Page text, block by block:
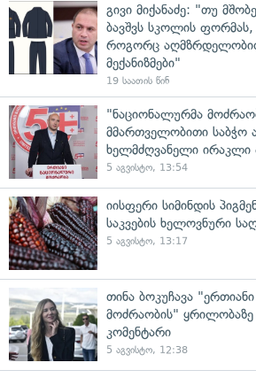
გივი მიქანაძე: "თუ
ბავშვს სკოლის ფორმას,
როგორც
მექანიზმები"
19 საათის წინ
"ნაციონალურმა
მმართველობითი საბჭო
ხელმძღვანელი ირაკლი
5 აგვისტო, 13:54
იისფერი სიმინდის
საკვების ხელოვნური
5 აგვისტო, 13:17
თინა ბოკუჩავა
მოძრაობის"
კომენტარი
5 აგვისტო, 12:38